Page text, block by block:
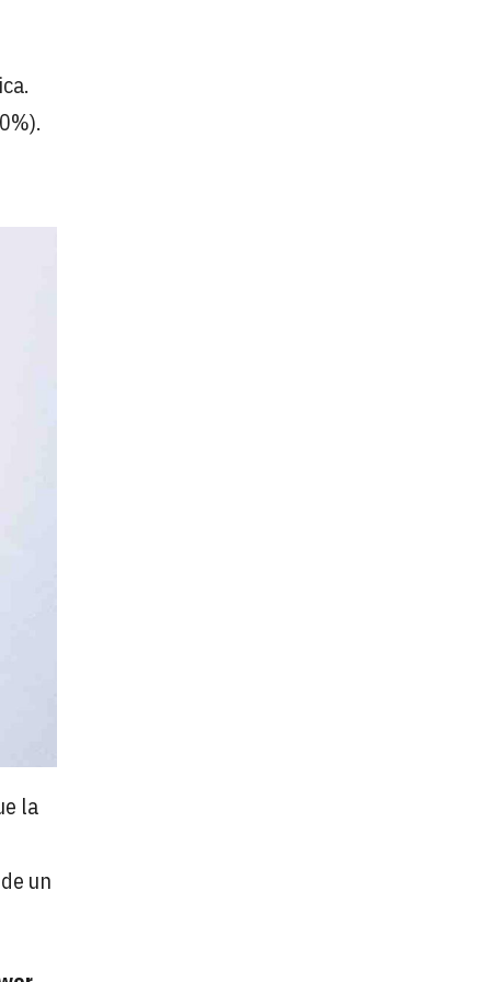
la
un